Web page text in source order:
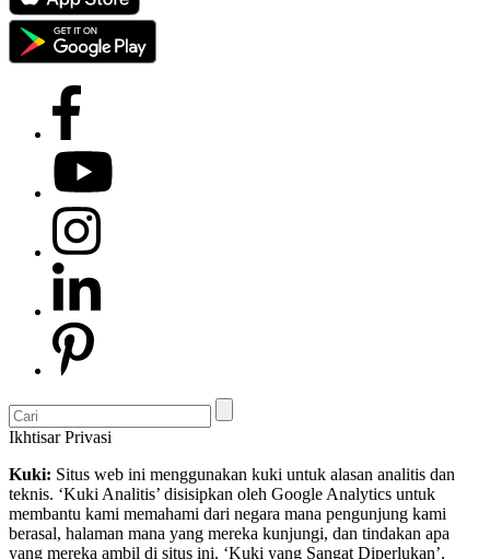
Ikhtisar Privasi
Kuki: Situs web ini menggunakan kuki untuk alasan analitis dan
teknis. ‘Kuki Analitis’ disisipkan oleh Google Analytics untuk
membantu kami memahami dari negara mana pengunjung kami
berasal, halaman mana yang mereka kunjungi, dan tindakan apa
yang mereka ambil di situs ini. ‘Kuki yang Sangat Diperlukan’,